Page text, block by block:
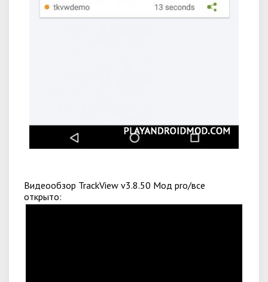
Видеообзор TrackView v3.8.50 Мод pro/все
открыто: